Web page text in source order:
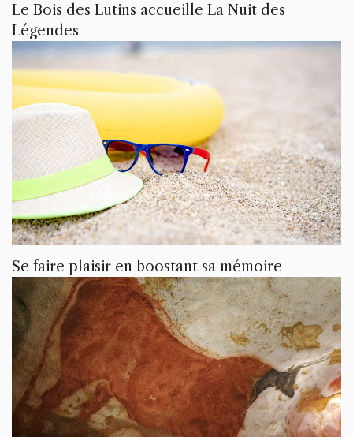
Le Bois des Lutins accueille La Nuit des
Légendes
Se faire plaisir en boostant sa mémoire